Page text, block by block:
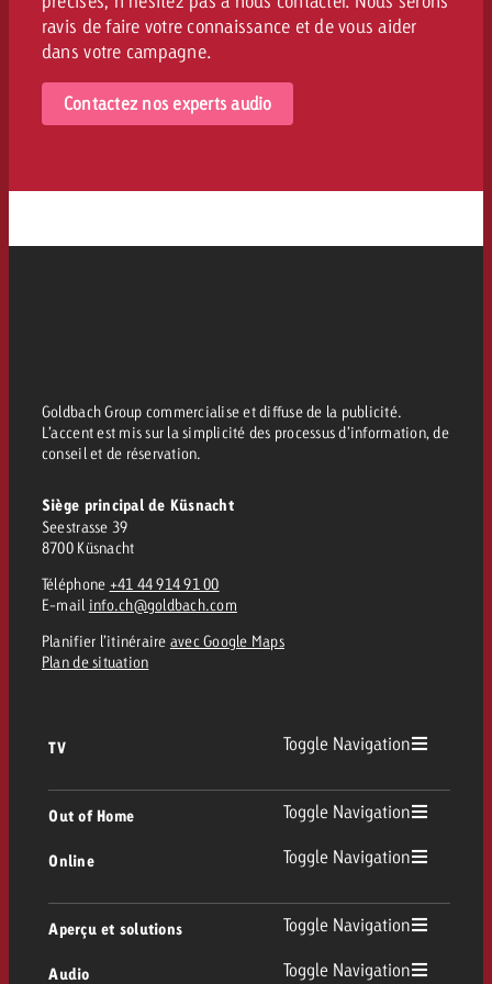
ravis de faire votre connaissance et de vous aider
dans votre campagne.
Contactez nos experts audio
Goldbach Group commercialise et diffuse de la publicité.
L’accent est mis sur la simplicité des processus d’information, de
conseil et de réservation.
Siège principal de Küsnacht
Seestrasse 39
8700 Küsnacht
Téléphone +41 44 914 91 00
E-mail info.ch@goldbach.com
Planifier l’itinéraire avec Google Maps
Plan de situation
TV Toggle Navigation
Out of Home Toggle Navigation
Out of Home
Affichage
Online Toggle Navigation
Aperçu et solutions Toggle Navigation
Audio Toggle Navigation